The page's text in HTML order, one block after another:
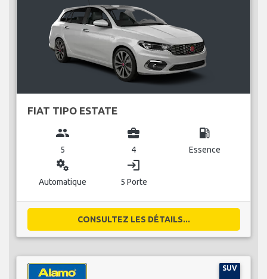
FIAT TIPO ESTATE
group
5
business_center
4
local_gas_station
Essence
miscellaneous_services
Automatique
login
5 Porte
CONSULTEZ LES DÉTAILS...
SUV